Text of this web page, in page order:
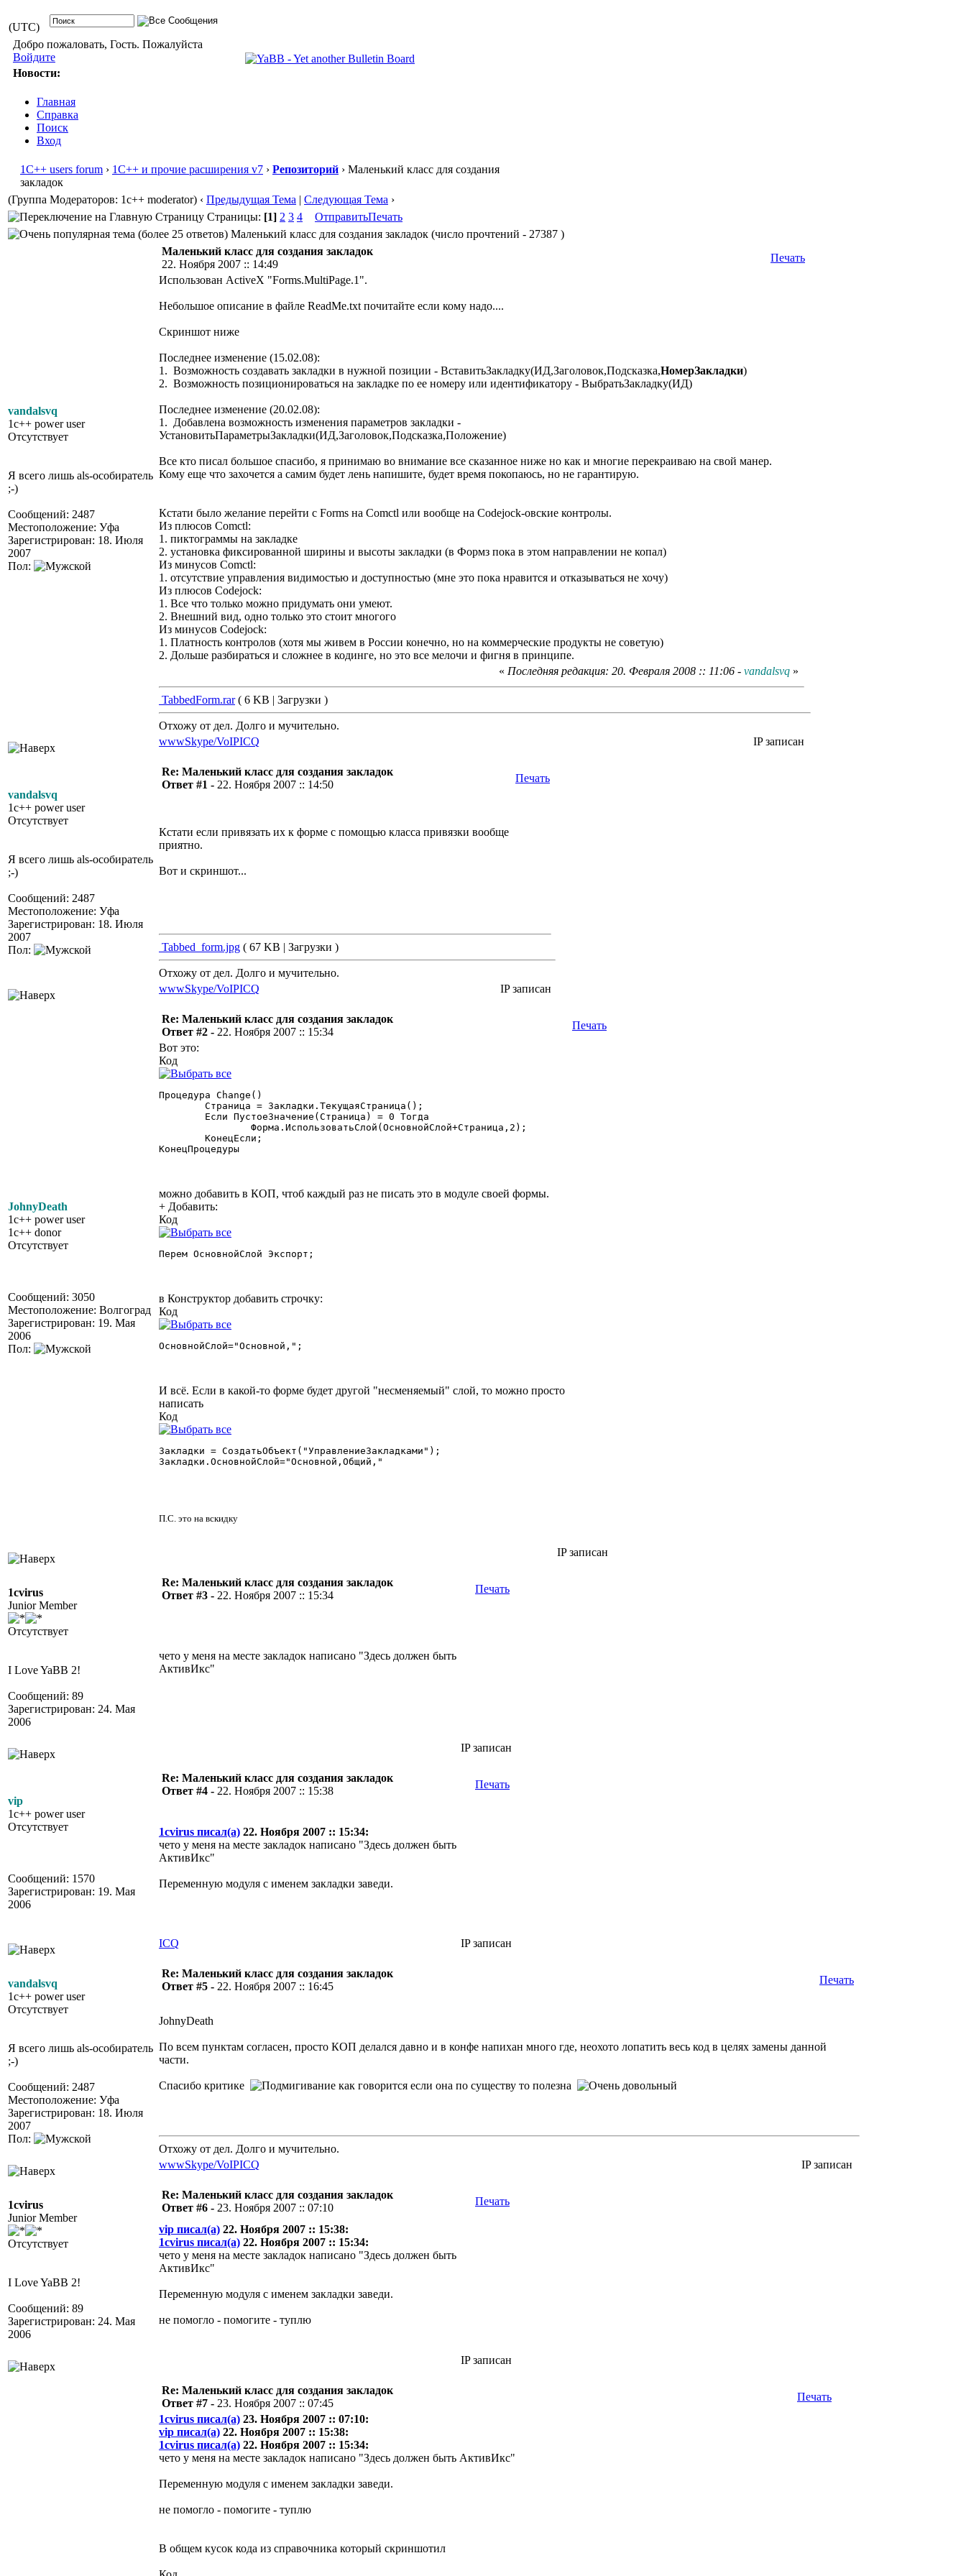
(UTC)
Добро пожаловать, Гость. Пожалуйста
Войдите
Новости:
Главная
Справка
Поиск
Вход
1С++ users forum › 1С++ и прочие расширения v7 › Репозиторий › Маленький класс для создания
закладок
(Группа Модераторов: 1c++ moderator) ‹ Предыдущая Тема | Следующая Тема ›
Страницы: [1] 2 3 4 ОтправитьПечать
Маленький класс для создания закладок (число прочтений - 27387 )
vandalsvq
1c++ power user
Отсутствует
Я всего лишь als-особиратель
;-)
Сообщений: 2487
Местоположение: Уфа
Зарегистрирован: 18. Июля
2007
Пол:
Маленький класс для создания закладок
22. Ноября 2007 :: 14:49
Печать
Использован ActiveX "Forms.MultiPage.1".
Небольшое описание в файле ReadMe.txt почитайте если кому надо....
Скриншот ниже
Последнее изменение (15.02.08):
1. Возможность создавать закладки в нужной позиции - ВставитьЗакладку(ИД,Заголовок,Подсказка,НомерЗакладки)
2. Возможность позиционироваться на закладке по ее номеру или идентификатору - ВыбратьЗакладку(ИД)
Последнее изменение (20.02.08):
1. Добавлена возможность изменения параметров закладки -
УстановитьПараметрыЗакладки(ИД,Заголовок,Подсказка,Положение)
Все кто писал большое спасибо, я принимаю во внимание все сказанное ниже но как и многие перекраиваю на свой манер.
Кому еще что захочется а самим будет лень напишите, будет время покопаюсь, но не гарантирую.
Кстати было желание перейти с Forms на Comctl или вообще на Codejock-овские контролы.
Из плюсов Comctl:
1. пиктограммы на закладке
2. установка фиксированной ширины и высоты закладки (в Формз пока в этом направлении не копал)
Из минусов Comctl:
1. отсутствие управления видимостью и доступностью (мне это пока нравится и отказываться не хочу)
Из плюсов Codejock:
1. Все что только можно придумать они умеют.
2. Внешний вид, одно только это стоит многого
Из минусов Codejock:
1. Платность контролов (хотя мы живем в России конечно, но на коммерческие продукты не советую)
2. Дольше разбираться и сложнее в кодинге, но это все мелочи и фигня в принципе.
« Последняя редакция: 20. Февраля 2008 :: 11:06 - vandalsvq»
TabbedForm.rar( 6 KB | Загрузки )
Отхожу от дел. Долго и мучительно.
wwwSkype/VoIPICQ IP записан
vandalsvq
1c++ power user
Отсутствует
Я всего лишь als-особиратель
;-)
Сообщений: 2487
Местоположение: Уфа
Зарегистрирован: 18. Июля
2007
Пол:
Re: Маленький класс для создания закладок
Ответ #1 - 22. Ноября 2007 :: 14:50
Печать
Кстати если привязать их к форме с помощью класса привязки вообще
приятно.
Вот и скриншот...
Tabbed_form.jpg ( 67 KB | Загрузки )
Отхожу от дел. Долго и мучительно.
wwwSkype/VoIPICQ IP записан
JohnyDeath
1c++ power user
1c++ donor
Отсутствует
Сообщений: 3050
Местоположение: Волгоград
Зарегистрирован: 19. Мая
2006
Пол:
Re: Маленький класс для создания закладок
Ответ #2 - 22. Ноября 2007 :: 15:34
Печать
Вот это:
Код
Процедура Change()
КонецПроцедуры
можно добавить в КОП, чтоб каждый раз не писать это в модуле своей формы.
+ Добавить:
Код
Перем ОсновнойСлой Экспорт;
в Конструктор добавить строчку:
Код
ОсновнойСлой="Основной,";
И всё. Если в какой-то форме будет другой "несменяемый" слой, то можно просто
написать
Код
Закладки = СоздатьОбъект("УправлениеЗакладками");
Закладки.ОсновнойСлой="Основной,Общий,"
П.С. это на вскидку
IP записан
1cvirus
Junior Member
Отсутствует
I Love YaBB 2!
Сообщений: 89
Зарегистрирован: 24. Мая
2006
Re: Маленький класс для создания закладок
Ответ #3 - 22. Ноября 2007 :: 15:34
Печать
чето у меня на месте закладок написано "Здесь должен быть
АктивИкс"
IP записан
vip
1c++ power user
Отсутствует
Сообщений: 1570
Зарегистрирован: 19. Мая
2006
Re: Маленький класс для создания закладок
Ответ #4 - 22. Ноября 2007 :: 15:38
Печать
1cvirus писал(а) 22. Ноября 2007 :: 15:34:
чето у меня на месте закладок написано "Здесь должен быть
АктивИкс"
Переменную модуля с именем закладки заведи.
ICQ IP записан
vandalsvq
1c++ power user
Отсутствует
Я всего лишь als-особиратель
;-)
Сообщений: 2487
Местоположение: Уфа
Зарегистрирован: 18. Июля
2007
Пол:
Re: Маленький класс для создания закладок
Ответ #5 - 22. Ноября 2007 :: 16:45
Печать
JohnyDeath
По всем пунктам согласен, просто КОП делался давно и в конфе напихан много где, неохото лопатить весь код в целях замены данной
части.
Спасибо критике как говорится если она по существу то полезна
Отхожу от дел. Долго и мучительно.
wwwSkype/VoIPICQ IP записан
1cvirus
Junior Member
Отсутствует
I Love YaBB 2!
Сообщений: 89
Зарегистрирован: 24. Мая
2006
Re: Маленький класс для создания закладок
Ответ #6 - 23. Ноября 2007 :: 07:10
Печать
vip писал(а) 22. Ноября 2007 :: 15:38:
1cvirus писал(а) 22. Ноября 2007 :: 15:34:
чето у меня на месте закладок написано "Здесь должен быть
АктивИкс"
Переменную модуля с именем закладки заведи.
не помогло - помогите - туплю
IP записан
Re: Маленький класс для создания закладок
Ответ #7 - 23. Ноября 2007 :: 07:45
Печать
1cvirus писал(а) 23. Ноября 2007 :: 07:10:
vip писал(а) 22. Ноября 2007 :: 15:38:
1cvirus писал(а) 22. Ноября 2007 :: 15:34:
чето у меня на месте закладок написано "Здесь должен быть АктивИкс"
Переменную модуля с именем закладки заведи.
не помогло - помогите - туплю
В общем кусок кода из справочника который скриншотил